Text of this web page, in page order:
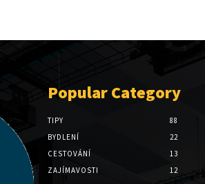
Popular Category
TIPY
88
BYDLENÍ
22
CESTOVÁNÍ
13
ZAJÍMAVOSTI
12